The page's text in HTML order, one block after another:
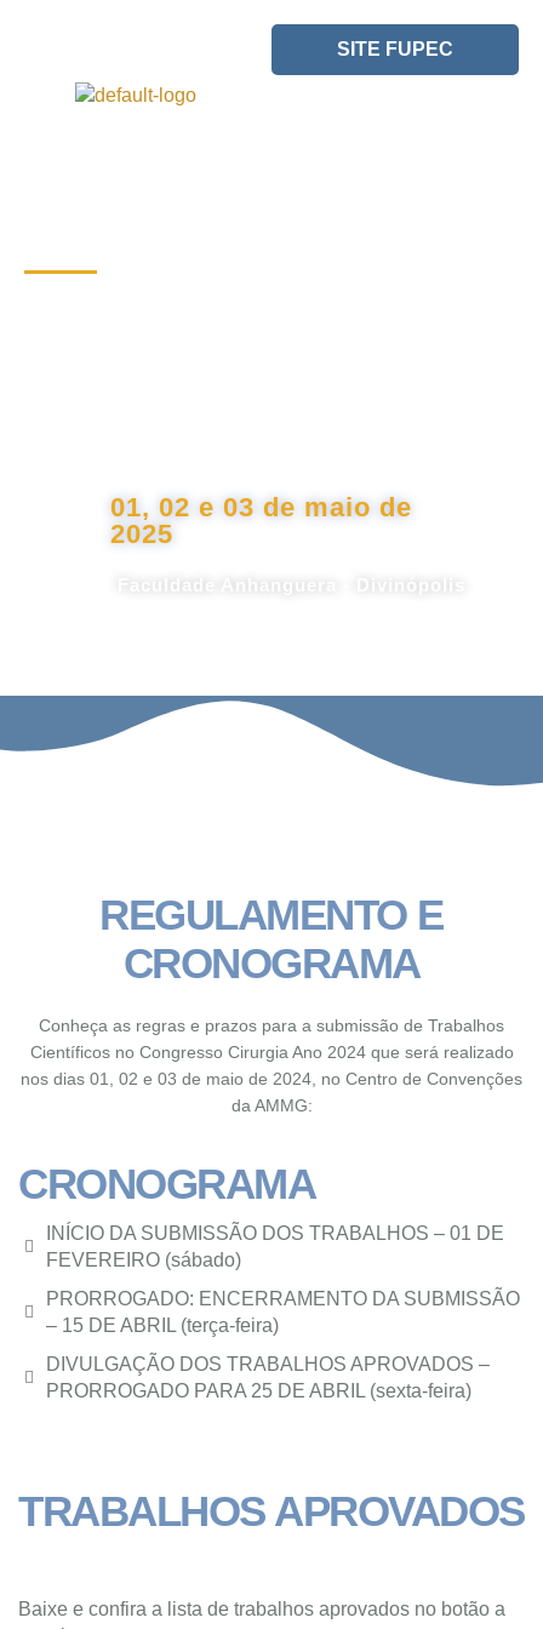
SITE FUPEC
01, 02 e 03 de maio de
2025
Faculdade Anhanguera - Divinópolis
REGULAMENTO E
CRONOGRAMA
Conheça as regras e prazos para a submissão de Trabalhos
Científicos no Congresso Cirurgia Ano 2024 que será realizado
nos dias 01, 02 e 03 de maio de 2024, no Centro de Convenções
da AMMG:
CRONOGRAMA
INÍCIO DA SUBMISSÃO DOS TRABALHOS – 01 DE
FEVEREIRO (sábado)
PRORROGADO: ENCERRAMENTO DA SUBMISSÃO
– 15 DE ABRIL (terça-feira)
DIVULGAÇÃO DOS TRABALHOS APROVADOS –
PRORROGADO PARA 25 DE ABRIL (sexta-feira)
TRABALHOS APROVADOS
Baixe e confira a lista de trabalhos aprovados no botão a